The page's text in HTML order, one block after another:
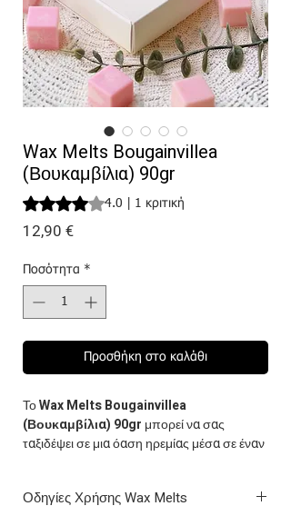
Wax Melts Bougainvillea
(Βουκαμβίλια) 90gr
Rating is 4.0 out of five stars based on 1
4.0 | 1 κριτική
12,90 €Τιμή
Ποσότητα *
Προσθήκη στο καλάθι
ΤοWax Melts Bougainvillea
(Βουκαμβίλια) 90gr μπορεί να σας
ταξιδέψει σε μια όαση ηρεμίας μέσα σε έναν
Από την πρώτη στιγμή που θα λιώσει το
Οδηγίες Χρήσης Wax Melts